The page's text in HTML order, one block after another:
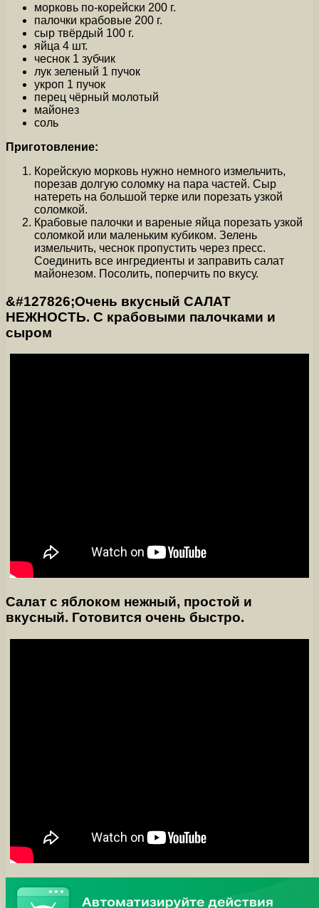
морковь по-корейски 200 г.
палочки крабовые 200 г.
сыр твёрдый 100 г.
яйца 4 шт.
чеснок 1 зубчик
лук зеленый 1 пучок
укроп 1 пучок
перец чёрный молотый
майонез
соль
Приготовление:
Корейскую морковь нужно немного измельчить,
порезав долгую соломку на пара частей. Сыр
натереть на большой терке или порезать узкой
соломкой.
Крабовые палочки и вареные яйца порезать узкой
соломкой или маленьким кубиком. Зелень
измельчить, чеснок пропустить через пресс.
Соединить все ингредиенты и заправить салат
майонезом. Посолить, поперчить по вкусу.
&#127826;Очень вкусный САЛАТ
НЕЖНОСТЬ. С крабовыми палочками и
сыром
Салат с яблоком нежный, простой и
вкусный. Готовится очень быстро.